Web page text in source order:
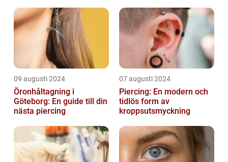
09 augusti 2024
Öronhåltagning i
Göteborg: En guide till din
nästa piercing
07 augusti 2024
Piercing: En modern och
tidlös form av
kroppsutsmyckning